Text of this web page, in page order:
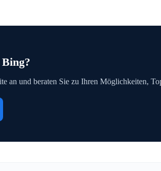
an und beraten Sie zu Ihren Möglichkeiten,